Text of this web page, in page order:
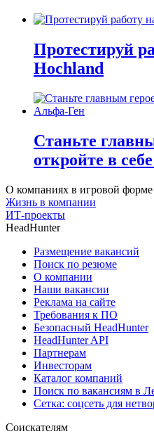
Протестируй
Hochland
Станьте
откройте в
О компаниях в игровой форме
Жизнь в компании
ИТ-проекты
HeadHunter
Размещение вакансий
Поиск по резюме
О компании
Наши вакансии
Реклама на сайте
Требования к ПО
Безопасный HeadHunter
HeadHunter API
Партнерам
Инвесторам
Каталог компаний
Поиск по вакансиям в
Сетка: соцсеть для
Соискателям